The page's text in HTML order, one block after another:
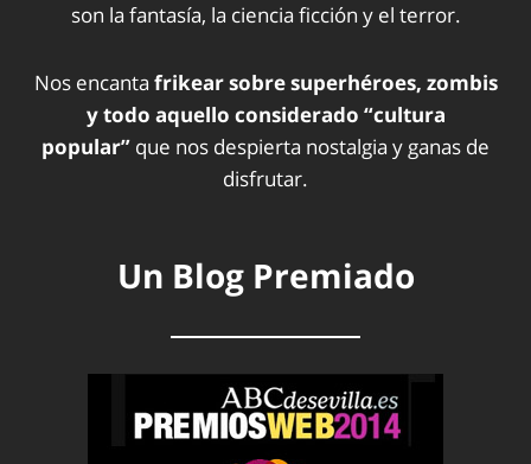
son la fantasía, la ciencia ficción y el terror.
Nos encanta frikear sobre superhéroes, zombis
y todo aquello considerado “cultura
popular” que nos despierta nostalgia y ganas de
disfrutar.
Un Blog Premiado